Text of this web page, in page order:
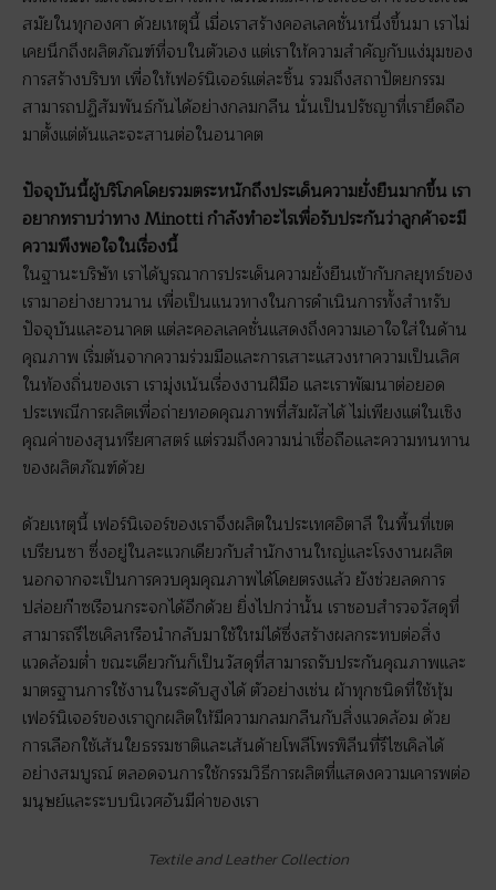
สมัยในทุกองศา ด้วยเหตุนี้ เมื่อเราสร้างคอลเลคชั่นหนึ่งขึ้นมา เราไม่
เคยนึกถึงผลิตภัณฑ์ที่จบในตัวเอง แต่เราให้ความสำคัญกับแง่มุมของ
การสร้างบริบท เพื่อให้เฟอร์นิเจอร์แต่ละชิ้น รวมถึงสถาปัตยกรรม
สามารถปฏิสัมพันธ์กันได้อย่างกลมกลืน นั่นเป็นปรัชญาที่เรายึดถือ
มาตั้งแต่ต้นและจะสานต่อในอนาคต
ปัจจุบันนี้ผู้บริโภคโดยรวมตระหนักถึงประเด็นความยั่งยืนมากขึ้น เรา
อยากทราบว่าทางMinotti กำลังทำอะไรเพื่อรับประกันว่าลูกค้าจะมี
ความพึงพอใจในเรื่องนี้
ในฐานะบริษัท เราได้บูรณาการประเด็นความยั่งยืนเข้ากับกลยุทธ์ของ
เรามาอย่างยาวนาน เพื่อเป็นแนวทางในการดำเนินการทั้งสำหรับ
ปัจจุบันและอนาคต แต่ละคอลเลคชั่นแสดงถึงความเอาใจใส่ในด้าน
คุณภาพ เริ่มต้นจากความร่วมมือและการเสาะแสวงหาความเป็นเลิศ
ในท้องถิ่นของเรา เรามุ่งเน้นเรื่องงานฝีมือ และเราพัฒนาต่อยอด
ประเพณีการผลิตเพื่อถ่ายทอดคุณภาพที่สัมผัสได้ ไม่เพียงแต่ในเชิง
คุณค่าของสุนทรียศาสตร์ แต่รวมถึงความน่าเชื่อถือและความทนทาน
ของผลิตภัณฑ์ด้วย
ด้วยเหตุนี้ เฟอร์นิเจอร์ของเราจึงผลิตในประเทศอิตาลี ในพื้นที่เขต
เบรียนซา ซึ่งอยู่ในละแวกเดียวกับสำนักงานใหญ่และโรงงานผลิต
นอกจากจะเป็นการควบคุมคุณภาพได้โดยตรงแล้ว ยังช่วยลดการ
ปล่อยก๊าซเรือนกระจกได้อีกด้วย ยิ่งไปกว่านั้น เราชอบสำรวจวัสดุที่
สามารถรีไซเคิลหรือนำกลับมาใช้ใหม่ได้ซึ่งสร้างผลกระทบต่อสิ่ง
แวดล้อมต่ำ ขณะเดียวกันก็เป็นวัสดุที่สามารถรับประกันคุณภาพและ
มาตรฐานการใช้งานในระดับสูงได้ ตัวอย่างเช่น ผ้าทุกชนิดที่ใช้หุ้ม
เฟอร์นิเจอร์ของเราถูกผลิตให้มีความกลมกลืนกับสิ่งแวดล้อม ด้วย
การเลือกใช้เส้นใยธรรมชาติและเส้นด้ายโพลีโพรพิลีนที่รีไซเคิลได้
อย่างสมบูรณ์ ตลอดจนการใช้กรรมวิธีการผลิตที่แสดงความเคารพต่อ
มนุษย์และระบบนิเวศอันมีค่าของเรา
Textile and Leather Collection